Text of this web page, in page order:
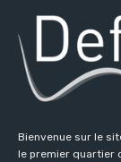
Bienvenue sur le
le premier quartier